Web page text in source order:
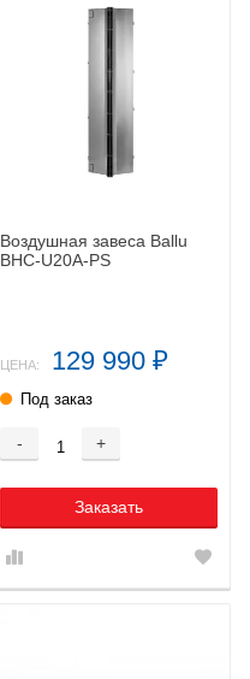
Воздушная завеса Ballu
BHC-U20A-PS
ЦЕНА: 129 990 ₽
Под заказ
- +
Заказать